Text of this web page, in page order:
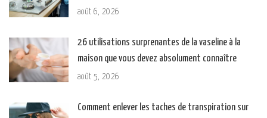
août 6, 2026
26 utilisations surprenantes de la vaseline à la
maison que vous devez absolument connaître
août 5, 2026
Comment enlever les taches de transpiration sur